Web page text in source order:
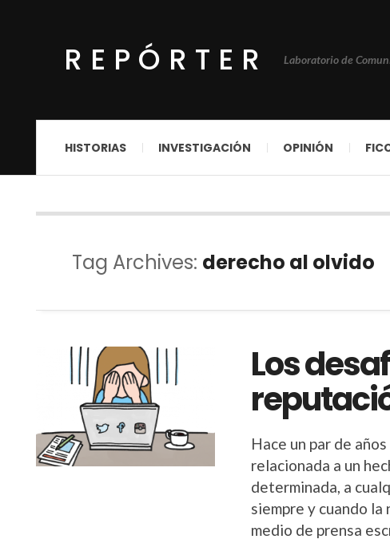
REPÓRTER Laboratorio de
HISTORIAS INVESTIGACIÓN OPINIÓN
Tag Archives: derecho al olvido
Los
Hace un par de
relacionada a un
determinada, a
siempre y cuando
medio de prensa